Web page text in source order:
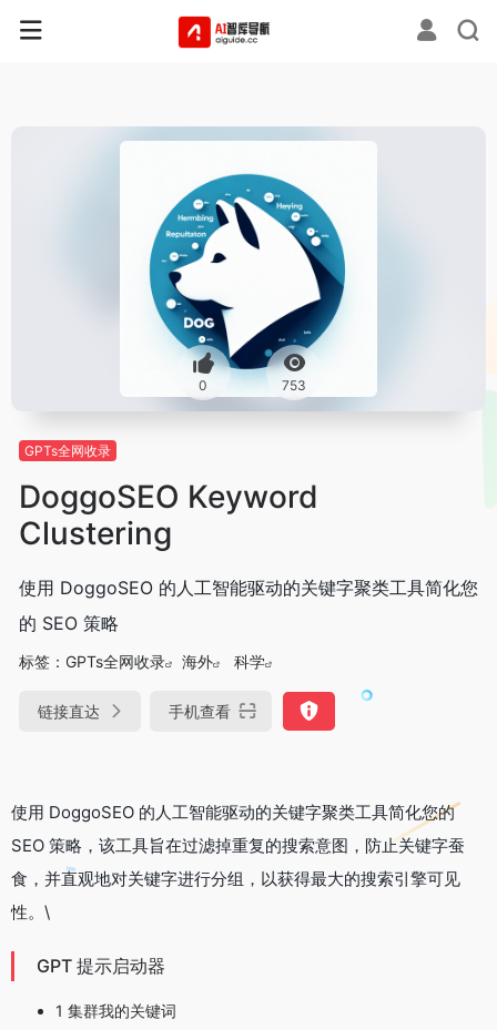
0 753
GPTs全网收录
DoggoSEO Keyword
Clustering
使用 DoggoSEO 的人工智能驱动的关键字聚类工具简化您
的 SEO 策略
标签： GPTs全网收录 海外 科学
链接直达 手机查看
使用 DoggoSEO 的人工智能驱动的关键字聚类工具简化您的
SEO 策略，该工具旨在过滤掉重复的搜索意图，防止关键字蚕
食，并直观地对关键字进行分组，以获得最大的搜索引擎可见
性。\
GPT 提示启动器
1 集群我的关键词